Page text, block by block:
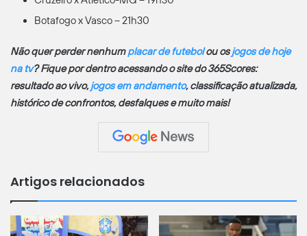
Botafogo x Vasco – 21h30
Não quer perder nenhumplacar de futebolou osjogos de hoje
na tv? Fique por dentro acessando o site do 365Scores:
resultado ao vivo,jogos em andamento, classificação atualizada,
histórico de confrontos, desfalques e muito mais!
Artigos relacionados